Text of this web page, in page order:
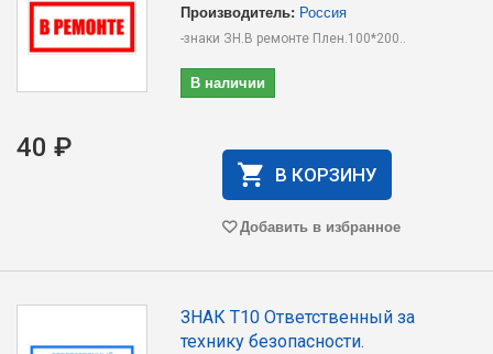
Производитель: Россия
-знаки ЗН.В ремонте Плен.100*200..
В наличии
40 ₽
В КОРЗИНУ
Добавить в избранное
ЗНАК T10 Ответственный за
технику безопасности.